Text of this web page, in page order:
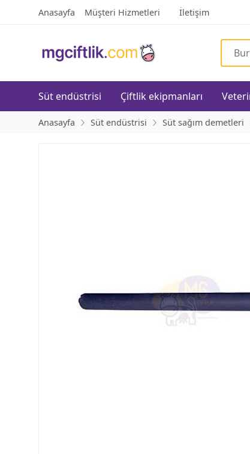
Anasayfa Müşteri Hizmetleri İletişim
Süt endüstrisi Çiftlik ekipmanları
Anasayfa Süt endüstrisi Süt sağım demetleri